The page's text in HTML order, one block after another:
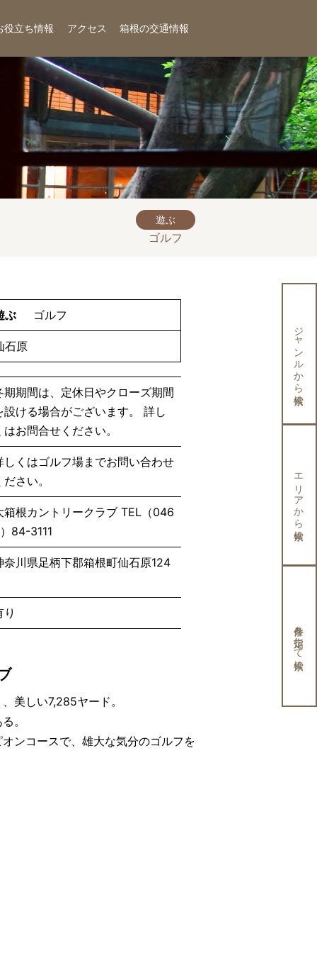
役立ち情報 アクセス 箱根の交通情報
遊ぶ
ゴルフ
ぶ ゴルフ
石原
期期間は、定休日やクローズ期間
設ける場合がございます。 詳し
はお問合せください。
しくはゴルフ場までお問い合わせ
ださい。
箱根カントリークラブ TEL（046
84-3111
奈川県足柄下郡箱根町仙石原124
り
美しい7,285ヤード。
。
ンコースで、雄大な気分のゴルフを
ジャンルから検索
エリアから検索
条件を指定して検索